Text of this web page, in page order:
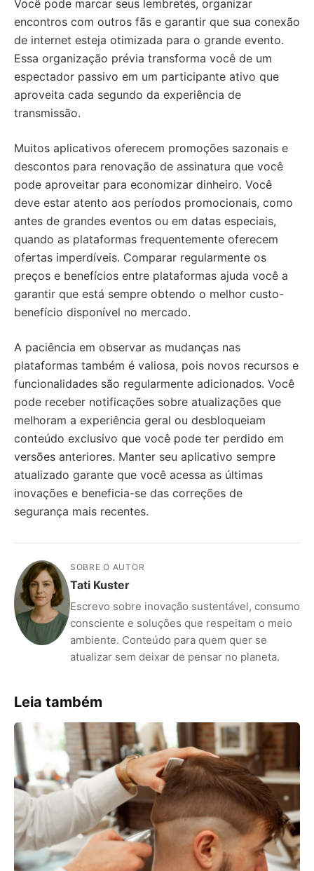
Você pode marcar seus lembretes, organizar
encontros com outros fãs e garantir que sua conexão
de internet esteja otimizada para o grande evento.
Essa organização prévia transforma você de um
espectador passivo em um participante ativo que
aproveita cada segundo da experiência de
transmissão.
Muitos aplicativos oferecem promoções sazonais e
descontos para renovação de assinatura que você
pode aproveitar para economizar dinheiro. Você
deve estar atento aos períodos promocionais, como
antes de grandes eventos ou em datas especiais,
quando as plataformas frequentemente oferecem
ofertas imperdíveis. Comparar regularmente os
preços e benefícios entre plataformas ajuda você a
garantir que está sempre obtendo o melhor custo-
benefício disponível no mercado.
A paciência em observar as mudanças nas
plataformas também é valiosa, pois novos recursos e
funcionalidades são regularmente adicionados. Você
pode receber notificações sobre atualizações que
melhoram a experiência geral ou desbloqueiam
conteúdo exclusivo que você pode ter perdido em
versões anteriores. Manter seu aplicativo sempre
atualizado garante que você acessa as últimas
inovações e beneficia-se das correções de
segurança mais recentes.
SOBRE O AUTOR
Tati Kuster
Escrevo sobre inovação sustentável, consumo
consciente e soluções que respeitam o meio
ambiente. Conteúdo para quem quer se
atualizar sem deixar de pensar no planeta.
Leia também